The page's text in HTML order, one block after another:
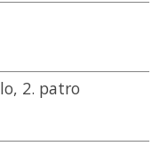
2. patro